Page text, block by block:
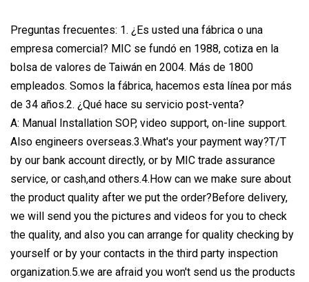
Preguntas frecuentes: 1. ¿Es usted una fábrica o una
empresa comercial? MIC se fundó en 1988, cotiza en la
bolsa de valores de Taiwán en 2004. Más de 1800
empleados. Somos la fábrica, hacemos esta línea por más
de 34 años.2. ¿Qué hace su servicio post-venta?
A: Manual Installation SOP, video support, on-line support.
Also engineers overseas.3.What's your payment way?T/T
by our bank account directly, or by MIC trade assurance
service, or cash,and others.4.How can we make sure about
the product quality after we put the order?Before delivery,
we will send you the pictures and videos for you to check
the quality, and also you can arrange for quality checking by
yourself or by your contacts in the third party inspection
organization.5.we are afraid you won't send us the products